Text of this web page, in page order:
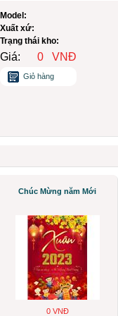
Model:
Xuất xứ:
Trạng thái kho:
Giá: 0 VNĐ
Giỏ hàng
Chúc Mừng năm Mới
0 VNĐ